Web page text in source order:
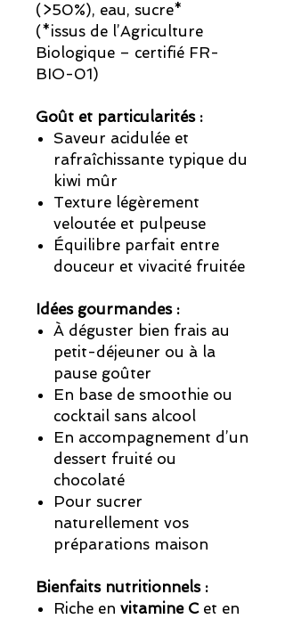
(>50%), eau, sucre*
(*issus de l’Agriculture
Biologique – certifié FR-
BIO-01)
Goût et particularités :
Saveur acidulée et
rafraîchissante typique du
kiwi mûr
Texture légèrement
veloutée et pulpeuse
Équilibre parfait entre
douceur et vivacité fruitée
Idées gourmandes :
À déguster bien frais au
petit-déjeuner ou à la
pause goûter
En base de smoothie ou
cocktail sans alcool
En accompagnement d’un
dessert fruité ou
chocolaté
Pour sucrer
naturellement vos
préparations maison
Bienfaits nutritionnels :
Riche en vitamine Cet en